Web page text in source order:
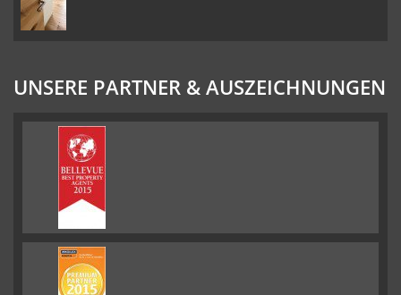
UNSERE PARTNER & AUSZEICHNUNGEN